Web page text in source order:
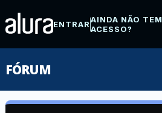
ENTRARAINDA NÃO TEM
ACESSO?
FÓRUM